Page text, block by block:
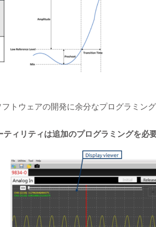
トウェアの開発に余分なプログラミン
ィリティは追加のプログラミングを必